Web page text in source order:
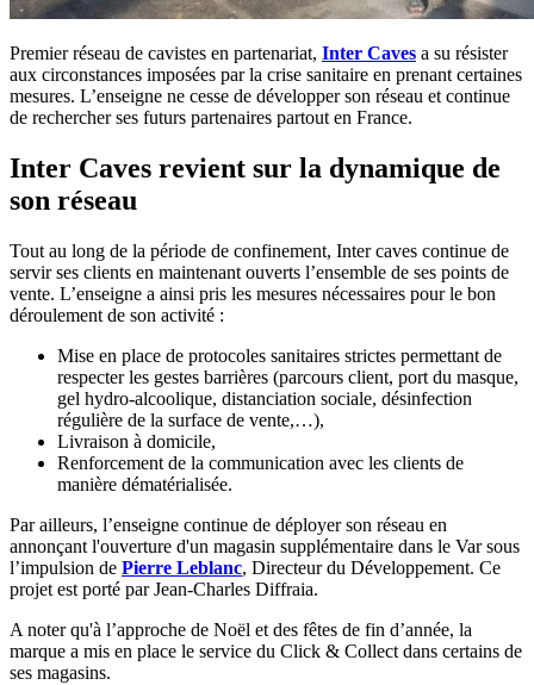
Premier réseau de cavistes en partenariat, Inter Caves a su résister
aux circonstances imposées par la crise sanitaire en prenant certaines
mesures. L’enseigne ne cesse de développer son réseau et continue
de rechercher ses futurs partenaires partout en France.
Inter Caves revient sur la dynamique de
son réseau
Tout au long de la période de confinement, Inter caves continue de
servir ses clients en maintenant ouverts l’ensemble de ses points de
vente. L’enseigne a ainsi pris les mesures nécessaires pour le bon
déroulement de son activité :
Mise en place de protocoles sanitaires strictes permettant de
respecter les gestes barrières (parcours client, port du masque,
gel hydro-alcoolique, distanciation sociale, désinfection
régulière de la surface de vente,…),
Livraison à domicile,
Renforcement de la communication avec les clients de
manière dématérialisée.
Par ailleurs, l’enseigne continue de déployer son réseau en
annonçant l'ouverture d'un magasin supplémentaire dans le Var sous
l’impulsion de Pierre Leblanc, Directeur du Développement. Ce
projet est porté par Jean-Charles Diffraia.
A noter qu'à l’approche de Noël et des fêtes de fin d’année, la
marque a mis en place le service du Click & Collect dans certains de
ses magasins.